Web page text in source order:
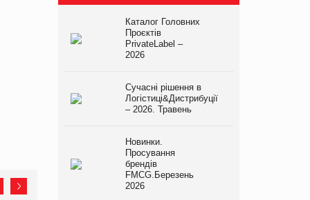
Каталог Головних
Проєктів
PrivateLabel –
2026
Сучасні рішення в
Логістиці&Дистрибуції
– 2026. Травень
Новинки.
Просування
брендів
FMCG.Березень
2026